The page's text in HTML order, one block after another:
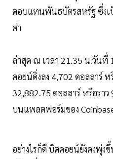
ตอบแทนพันธบัตรสหรัฐ ซึ่ง
ค่า
ล่าสุด ณ เวลา 21.35 น.วันที่
คอยน์ดิ่งลง 4,702 ดอลลาร์
32,882.75 ดอลลาร์ หรือรา
บนแพลตฟอร์มของ
อย่างไรก็ดี บิตคอยน์ยังคงพุ่ง